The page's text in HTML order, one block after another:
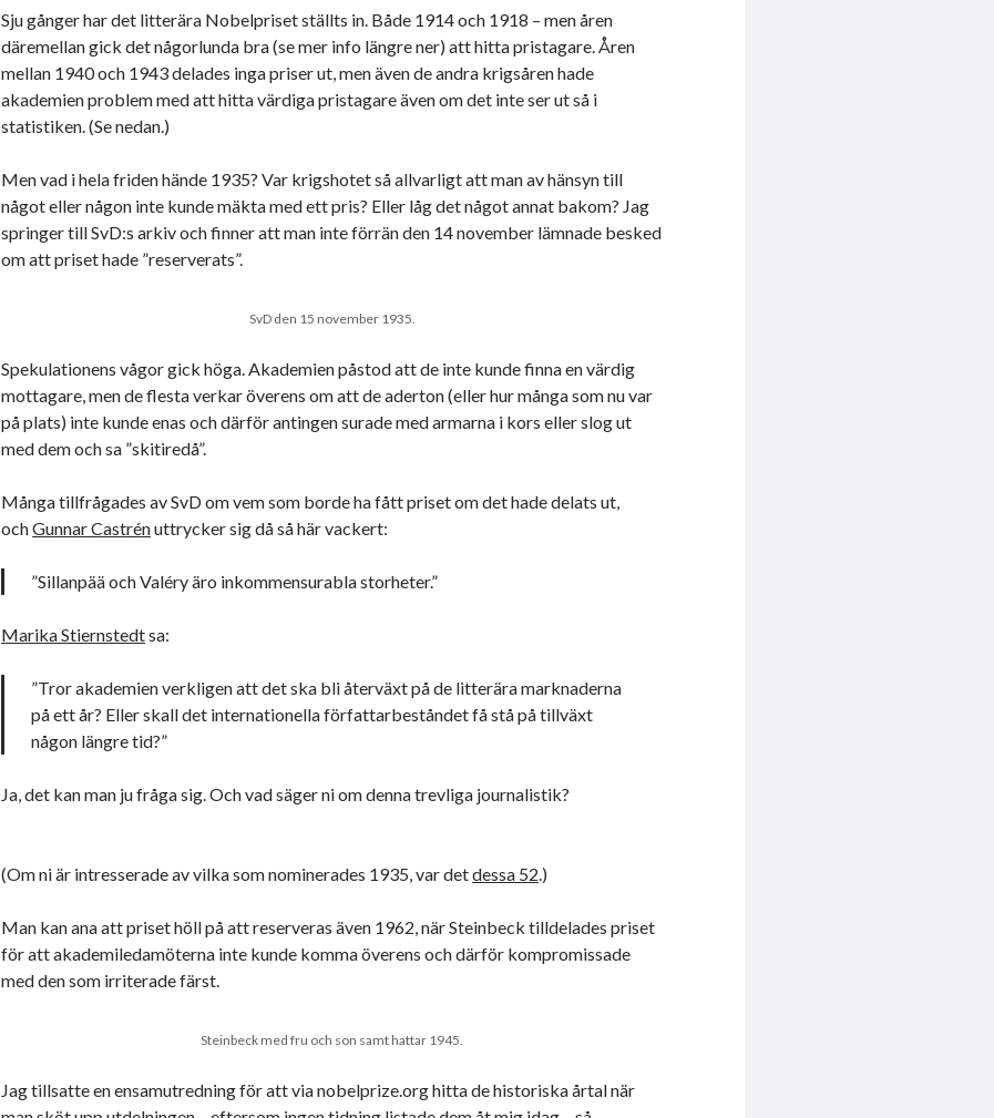
Sju gånger har det litterära Nobelpriset ställts in. Både 1914 och 1918 – men åren
däremellan gick det någorlunda bra (se mer info längre ner) att hitta pristagare. Åren
mellan 1940 och 1943 delades inga priser ut, men även de andra krigsåren hade
akademien problem med att hitta värdiga pristagare även om det inte ser ut så i
statistiken. (Se nedan.)
Men vad i hela friden hände 1935? Var krigshotet så allvarligt att man av hänsyn till
något eller någon inte kunde mäkta med ett pris? Eller låg det något annat bakom? Jag
springer till SvD:s arkiv och finner att man inte förrän den 14 november lämnade besked
om att priset hade ”reserverats”.
SvD den 15 november 1935.
Spekulationens vågor gick höga. Akademien påstod att de inte kunde finna en värdig
mottagare, men de flesta verkar överens om att de aderton (eller hur många som nu var
på plats) inte kunde enas och därför antingen surade med armarna i kors eller slog ut
med dem och sa ”skitiredå”.
Många tillfrågades av SvD om vem som borde ha fått priset om det hade delats ut,
ochGunnar Castrénuttrycker sig då så här vackert:
”Sillanpää och Valéry äro inkommensurabla storheter.”
Marika Stiernstedtsa:
”Tror akademien verkligen att det ska bli återväxt på de litterära marknaderna
på ett år? Eller skall det internationella författarbeståndet få stå på tillväxt
någon längre tid?”
Ja, det kan man ju fråga sig. Och vad säger ni om denna trevliga journalistik?
(Om ni är intresserade av vilka som nominerades 1935, var detdessa 52 .)
Man kan ana att priset höll på att reserveras även 1962, när Steinbeck tilldelades priset
för att akademiledamöterna inte kunde komma överens och därför kompromissade
med den som irriterade färst.
Steinbeck med fru och son samt hattar 1945.
Jag tillsatte en ensamutredning för att via nobelprize.org hitta de historiska årtal när